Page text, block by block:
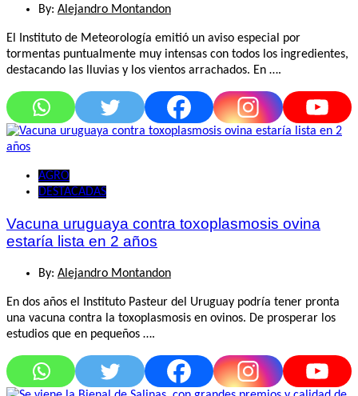
By: Alejandro Montandon
El Instituto de Meteorología emitió un aviso especial por
tormentas puntualmente muy intensas con todos los ingredientes,
destacando las lluvias y los vientos arrachados. En ….
AGRO
DESTACADAS
Vacuna uruguaya contra toxoplasmosis ovina
estaría lista en 2 años
By: Alejandro Montandon
En dos años el Instituto Pasteur del Uruguay podría tener pronta
una vacuna contra la toxoplasmosis en ovinos. De prosperar los
estudios que en pequeños ….